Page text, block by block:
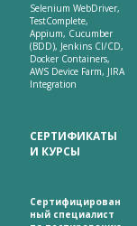
Selenium WebDriver,
TestComplete,
Appium, Cucumber
(BDD), Jenkins CI/CD,
Docker Containers,
AWS Device Farm, JIRA
Integration
СЕРТИФИКАТЫ
И КУРСЫ
Сертифицирован
ный специалист